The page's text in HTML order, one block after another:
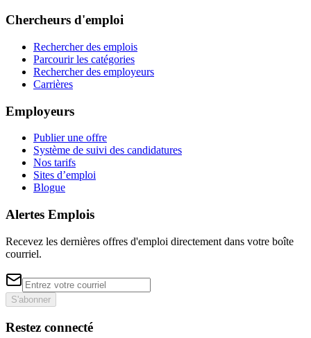
Chercheurs d'emploi
Rechercher des emplois
Parcourir les catégories
Rechercher des employeurs
Carrières
Employeurs
Publier une offre
Système de suivi des candidatures
Nos tarifs
Sites d’emploi
Blogue
Alertes Emplois
Recevez les dernières offres d'emploi directement dans votre boîte
courriel.
S'abonner
Restez connecté